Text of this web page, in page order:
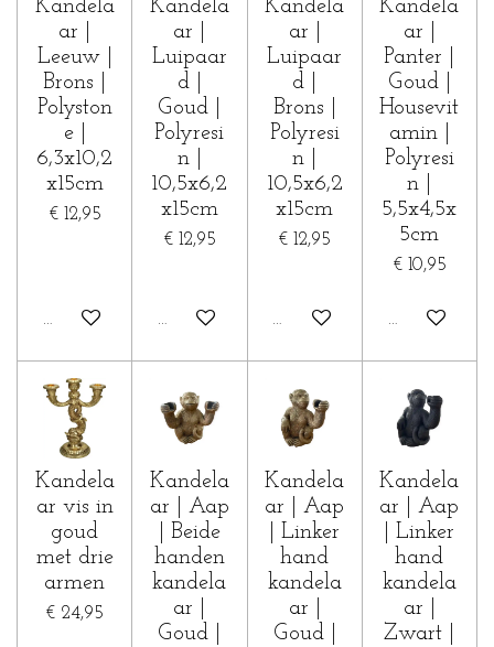
Kandela
ar |
Leeuw |
Brons |
Polyston
e |
6,3x10,2
x15cm
€ 12,95
In winkelwagen
Kandela
ar |
Luipaar
d |
Goud |
Polyresi
n |
10,5x6,2
x15cm
€ 12,95
In winkelwagen
Kandela
ar |
Luipaar
d |
Brons |
Polyresi
n |
10,5x6,2
x15cm
€ 12,95
Houd mij op de hoogte
Kandela
ar |
Panter |
Goud |
Housevit
amin |
Polyresi
n |
5,5x4,5x
5cm
€ 10,95
In
Kandela
ar vis in
goud
met drie
armen
€ 24,95
Kandela
ar | Aap
| Beide
handen
kandela
ar |
Goud |
Kandela
ar | Aap
| Linker
hand
kandela
ar |
Goud |
Kandela
ar | Aap
| Linker
hand
kandela
ar |
Zwart |